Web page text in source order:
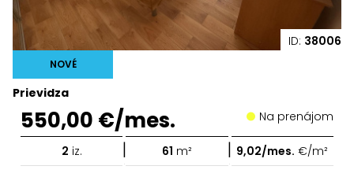
ID: 38006
Prievidza
NOVÉ
550,00 €/mes. Na prenájom
2 iz. | 61 m² | 9,02/mes. €/m²